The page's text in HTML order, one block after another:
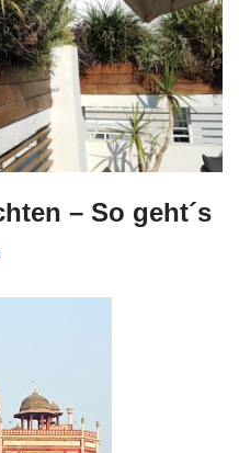
– So geht´s